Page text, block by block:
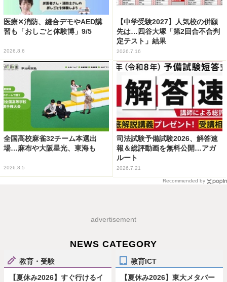
医療✕消防、縫合デモやAED講
習も「おしごと体験博」9/5
2026.8.6
【中学受験2027】人気校の併願
先は…四谷大塚「第2回合不合判
定テスト」結果
2026.7.16
全国高校麻雀32チーム本選出
場…麻布や大阪星光、東海も
2026.8.5
司法試験予備試験2026、解答速
報＆総評動画を無料公開…アガ
ルート
2026.7.21
Recommended by
advertisement
NEWS CATEGORY
教育・受験
【夏休み2026】すぐ行けるイ
教育ICT
【夏休み2026】東大メタバー